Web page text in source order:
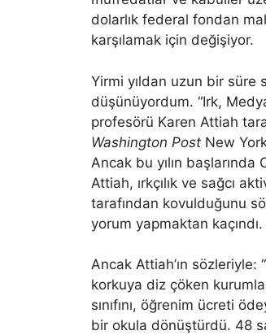
dolarlık federal fondan
karşılamak için değişiyor.
Yirmi yıldan uzun bir süre
düşünüyordum. “Irk,
profesörü Karen Attiah
Washington Post New
Ancak bu yılın
Attiah, ırkçılık ve sağcı
tarafından kovulduğunu
yorum yapmaktan kaçındı.
Ancak Attiah’ın
korkuya diz çöken
sınıfını, öğrenim ücreti
bir okula dönüştürdü. 48